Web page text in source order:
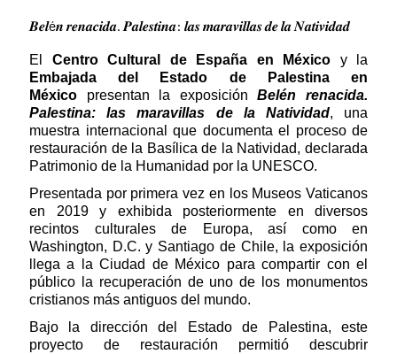
𝑩𝒆𝒍é𝒏 𝒓𝒆𝒏𝒂𝒄𝒊𝒅𝒂. 𝑷𝒂𝒍𝒆𝒔𝒕𝒊𝒏𝒂: 𝒍𝒂𝒔 𝒎𝒂𝒓𝒂𝒗𝒊𝒍𝒍𝒂𝒔 𝒅𝒆 𝒍𝒂 𝑵𝒂𝒕𝒊𝒗𝒊𝒅𝒂𝒅
El Centro Cultural de España en México y
la
Embajada del Estado de Palestina en
México presentan la exposición Belén renacida.
Palestina: las maravillas de la Natividad, una
muestra internacional que documenta el proceso de
restauración de la Basílica de la Natividad, declarada
Patrimonio de la Humanidad por la UNESCO.
Presentada por primera vez en los Museos Vaticanos
en 2019 y exhibida posteriormente en diversos
recintos culturales de Europa, así como en
Washington, D.C. y Santiago de Chile, la exposición
llega a la Ciudad de México para compartir con el
público la recuperación de uno de los monumentos
cristianos más antiguos del mundo.
Bajo la dirección del Estado de Palestina, este
proyecto de restauración permitió descubrir